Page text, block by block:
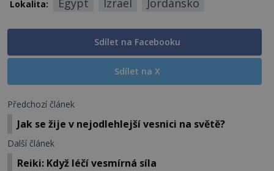
Lokalita:
Sdílet na Facebooku
Sdílet na X
Předchozí článek
Jak se žije v nejodlehlejší vesnici na světě?
Další článek
Reiki: Když léčí vesmírná síla